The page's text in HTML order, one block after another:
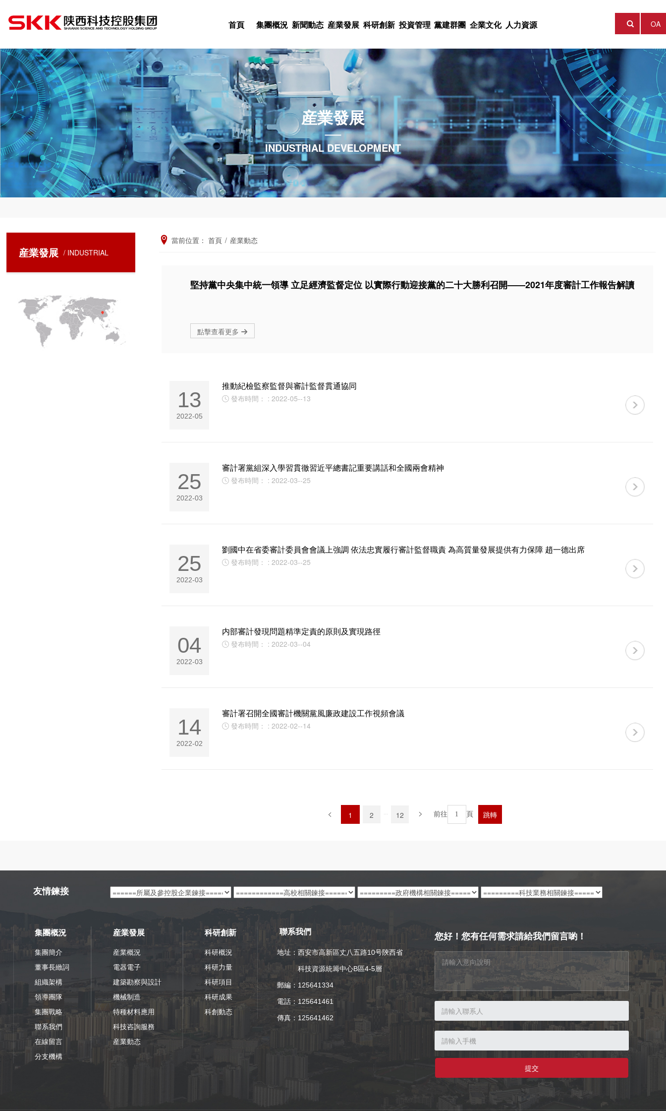
首頁 集團概況
集團簡介
董事長緻詞
組織架構
領導團隊
集團戰略
聯系我們
在線留言
集團概況
今年会是國有獨資的科技型集團公司，成立于2014年10
月，注冊資本9億元，資産規模約25.45億元，擁有控股、
參股企業14家。
新聞動态
集團新聞
通知公告
委廳新聞
院所新聞
行業新聞
科技動态
疫情防控
新聞動态
熱烈祝賀派瑞公司陸劍秋同志榮獲 “陝西最美科技工作
者”榮譽稱号
産業發展
産業概況
電器電子
建築勘察與設計
機械制造
特種材料應用
科技咨詢服務
産業動态
産業發展
集團公司堅持以市場需求為導向，創新發展理念，以實業
為依托，布局多元産業，塑造核心競争品牌，打造一流科
技産業集群。
科研創新
科研概況
科研力量
科研項目
科研成果
科創動态
科研創新
集團公司緊緊圍繞創新驅動發展戰略，聚集科技資源，探
索科研創新新模式，推進科技成果轉化，以科研創新助推
産業轉型升級。
投資管理
科技股權投入
基金管理
陝西科控投資管理有
限責任公司
北京中農科聯投資基
金管理有限公司
投資動态 投資管理
集團公司堅持以資本助力科技産業發展，積極建設科技成
果轉化孵化平台和中小企業融資平台，為擁有創新技術與
創新商業模式的科技型企業提供融資服務。
黨建群團
黨史學習教育
不忘初心，牢記使命
黨金年会作
黨風廉政
中心組學習
黨紀法規
工會工作
黨建群團
集團公司把黨群工作放在集團工作的重要位置，将黨群工
作與集團生産經營相融合，發揮黨群工作在助推集團發
展、凝聚人心、回報社會等各個方的作用。
企業文化
文化理念
集團标識
集團風采
集團視頻
文化活動
企業文化
集團公司高度重視企業文化這一軟實力的建設，形成了
以“創新、高效、實幹”為核心價值觀，以“打造一流科技型
企業集團”為集團願景的企業文化。
人力資源
人才理念
人才戰略
人才招聘
人事動态
人力資源
我們将人力資源視為集團的第一資源，堅持認為人才是集
團的核心競争力，是集團的發展之本，為員工提供廣闊的
舞台和充分發揮才華的機會。
 OA
産業發展
INDUSTRIAL DEVELOPMENT
産業發展 / INDUSTRIAL
當前位置： 首頁 / 産業動态
堅持黨中央集中統一領導 立足經濟監督定位 以實際行動迎接黨的二十大勝利召開——2021年度審計工作報告解讀
點擊查看更多 
13
2022-05
推動紀檢監察監督與審計監督貫通協同
 發布時間： : 2022-05--13
25
2022-03
審計署黨組深入學習貫徹習近平總書記重要講話和全國兩會精神
 發布時間： : 2022-03--25
25
2022-03
劉國中在省委審計委員會會議上強調 依法忠實履行審計監督職責 為高質量發展提供有力保障 趙一德出席
 發布時間： : 2022-03--25
04
2022-03
内部審計發現問題精準定責的原則及實現路徑
 發布時間： : 2022-03--04
14
2022-02
審計署召開全國審計機關黨風廉政建設工作視頻會議
 發布時間： : 2022-02--14
1 2 ... 12 前往 頁 跳轉
友情鍊接
集團概況
集團簡介
董事長緻詞
組織架構
領導團隊
集團戰略
聯系我們
在線留言
分支機構
産業發展
産業概況
電器電子
建築勘察與設計
機械制造
特種材料應用
科技咨詢服務
産業動态
科研創新
科研概況
科研力量
科研項目
科研成果
科創動态
聯系我們
地址：西安市高新區丈八五路10号陝西省
科技資源統籌中心B區4-5層
郵編：125641334
電話： 125641461
傳真：125641462
您好！您有任何需求請給我們留言喲！
提交